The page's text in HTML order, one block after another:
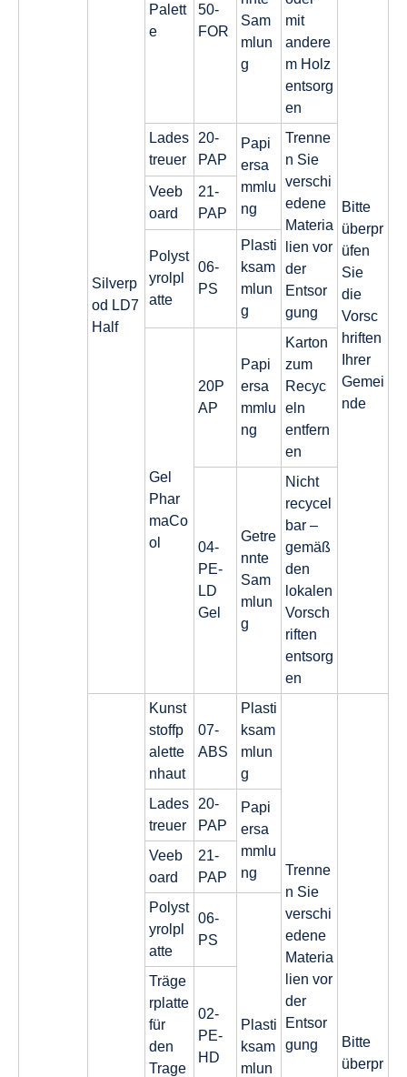
Silverp
od LD7
Half
Palett
e
50-
FOR
Sam
mlun
g
mit
andere
m Holz
entsorg
en
Bitte
überpr
üfen
Sie
die
Vorsc
hriften
Ihrer
Gemei
nde
Lades
treuer
20-
PAP
Papi
ersa
mmlu
ng
Trenne
n Sie
verschi
edene
Materia
lien vor
der
Entsor
gung
Veeb
oard
21-
PAP
Polyst
yrolpl
atte
06-
PS
Plasti
ksam
mlun
g
Gel
Phar
maCo
ol
20P
AP
Papi
ersa
mmlu
ng
Karton
zum
Recyc
eln
entfern
en
04-
PE-
LD
Gel
Getre
nnte
Sam
mlun
g
Nicht
recycel
bar –
gemäß
den
lokalen
Vorsch
riften
entsorg
en
Kunst
stoffp
alette
nhaut
07-
ABS
Plasti
ksam
mlun
g
Trenne
n Sie
verschi
edene
Materia
lien vor
der
Entsor
gung
Bitte
überpr
Lades
treuer
20-
PAP
Papi
ersa
mmlu
ng
Veeb
oard
21-
PAP
Polyst
yrolpl
atte
06-
PS
Plasti
ksam
mlun
Träge
rplatte
für
den
Trage
02-
PE-
HD